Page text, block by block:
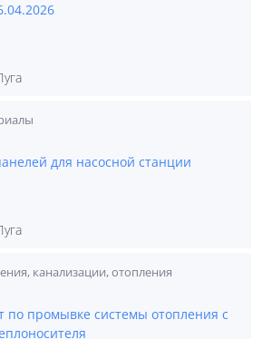
для насосной станции
канализации, отопления
по промывке системы отопления с